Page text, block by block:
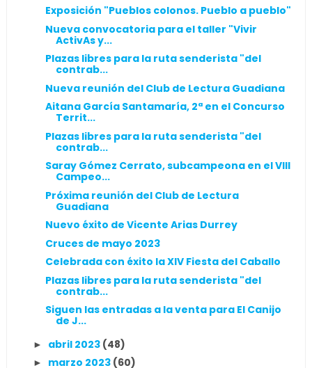
Exposición "Pueblos colonos. Pueblo a pueblo"
Nueva convocatoria para el taller "Vivir
ActivAs y...
Plazas libres para la ruta senderista "del
contrab...
Nueva reunión del Club de Lectura Guadiana
Aitana García Santamaría, 2ª en el Concurso
Territ...
Plazas libres para la ruta senderista "del
contrab...
Saray Gómez Cerrato, subcampeona en el VIII
Campeo...
Próxima reunión del Club de Lectura
Guadiana
Nuevo éxito de Vicente Arias Durrey
Cruces de mayo 2023
Celebrada con éxito la XIV Fiesta del Caballo
Plazas libres para la ruta senderista "del
contrab...
Siguen las entradas a la venta para El Canijo
de J...
► abril 2023 (48)
► marzo 2023 (60)